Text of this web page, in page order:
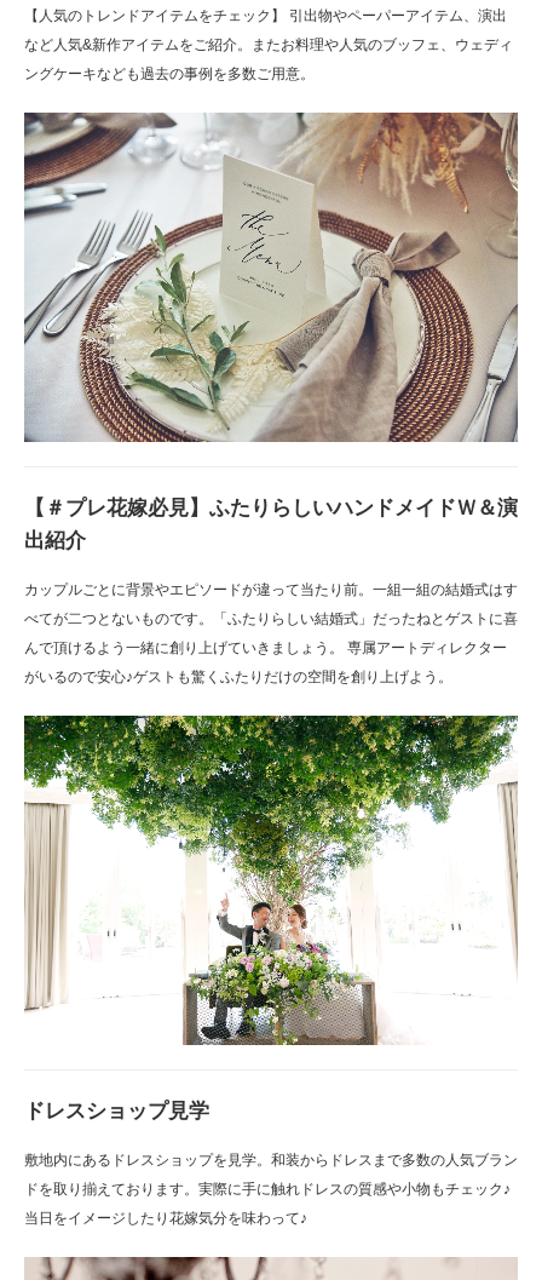
【人気のトレンドアイテムをチェック】 引出物やペーパーアイテム、演出
など人気&新作アイテムをご紹介。またお料理や人気のブッフェ、ウェディ
ングケーキなども過去の事例を多数ご用意。
【＃プレ花嫁必見】ふたりらしいハンドメイドＷ＆演
出紹介
カップルごとに背景やエピソードが違って当たり前。一組一組の結婚式はす
べてが二つとないものです。「ふたりらしい結婚式」だったねとゲストに喜
んで頂けるよう一緒に創り上げていきましょう。 専属アートディレクター
がいるので安心♪ゲストも驚くふたりだけの空間を創り上げよう。
ドレスショップ見学
敷地内にあるドレスショップを見学。和装からドレスまで多数の人気ブラン
ドを取り揃えております。実際に手に触れドレスの質感や小物もチェック♪
当日をイメージしたり花嫁気分を味わって♪